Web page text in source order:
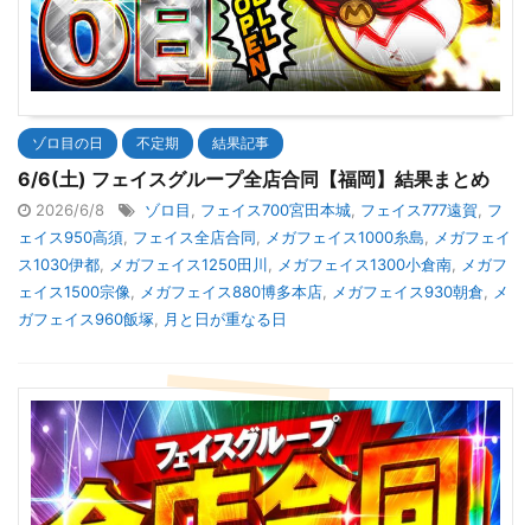
ゾロ目の日 不定期 結果記事
6/6(土) フェイスグループ全店合同【福岡】結果まとめ
2026/6/8 ゾロ目 フェイス700宮田本城 フェイス777遠賀
フ
ェイス950高須 フェイス全店合同 メガフェイス1000糸島
メガフェイ
ス1030伊都
メガフェイス1250田川 メガフェイス1300小倉南
メガフ
ェイス1500宗像
メガフェイス880博多本店 メガフェイス930朝倉
メ
ガフェイス960飯塚
月と日が重なる日